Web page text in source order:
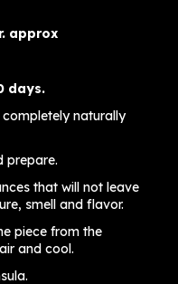
approx
days.
naturally
prepare.
that will not leave
smell and flavor.
piece from the
and cool.